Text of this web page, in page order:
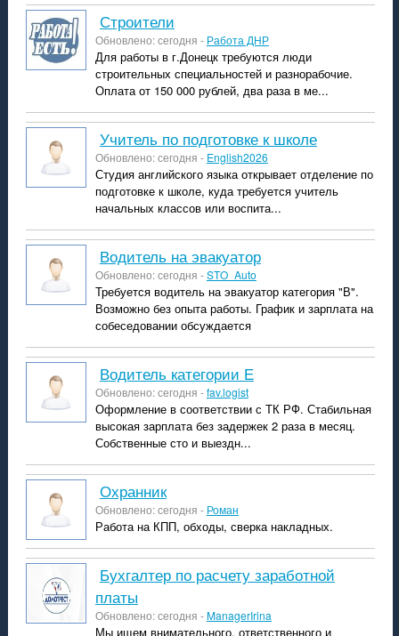
строители
Обновлено: сегодня - Работа ДНР
Для работы в г.Донецк требуются люди
строительных специальностей и разнорабочие.
Оплата от 150 000 рублей, два раза в ме...
учитель по подготовке к школе
Обновлено: сегодня - English2026
Студия английского языка открывает отделение по
подготовке к школе, куда требуется учитель
начальных классов или воспита...
Водитель на эвакуатор
Обновлено: сегодня -STO_Auto
Требуется водитель на эвакуатор категория "В".
Возможно без опыта работы. График и зарплата на
собеседовании обсуждается
водитель категории Е
Обновлено: сегодня -fav.logist
Оформление в соответствии с ТК РФ. Стабильная
высокая зарплата без задержек 2 раза в месяц.
Собственные сто и выездн...
охранник
Обновлено: сегодня - Роман
Работа на КПП, обходы, сверка накладных.
Бухгалтер по расчету заработной
платы
Обновлено: сегодня -ManagerIrina
Мы ищем внимательного, ответственного и